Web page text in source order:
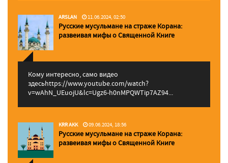
ARSLAN 11.06.2024, 02:50
Русские мусульмане на страже Корана:
pазвеивая мифы о Священной Книге
Кому интересно, само видео
здесьhttps://www.youtube.com/watch?
v=wAhN_UEuojU&lc=Ugz6-h0nMPQWTip7AZ94...
KRR AKK 09.06.2024, 18:56
Русские мусульмане на страже Корана:
pазвеивая мифы о Священной Книге